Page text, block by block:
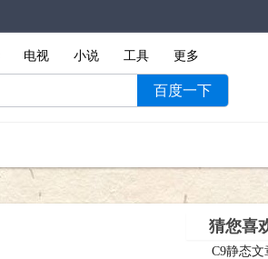
电视 小说 工具 更多
百度一下
猜您喜
C9静态